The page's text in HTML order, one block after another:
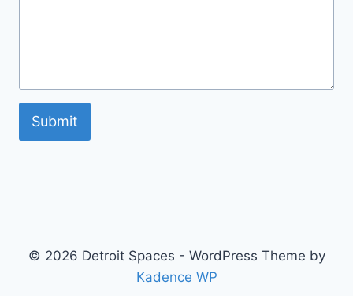
Submit
© 2026 Detroit Spaces - WordPress Theme by
Kadence WP